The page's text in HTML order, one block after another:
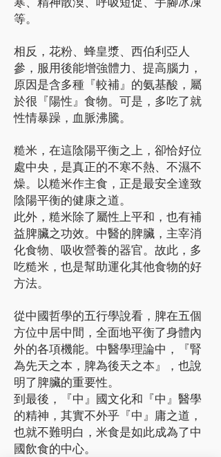
等。
相反，花粉、蜂皇漿、西伯利亞人
參，服用後能增強體力、提高腦力，
原因是含多種『較補』的氨基酸，屬
於很『陽性』食物。可是，多吃了就
性情暴躁，血脈沸騰。
糙米，在這陰陽平衡之上，卻恰好位
處中央，是真正的不寒不熱、不濕不
燥。以糙米作主食，正是最安全達致
陰陽平衡的健康之道。
此外，糙米除了屬性上平和，也有補
益脾臟之功效。中醫的脾臟，主宰消
化食物、吸收營養的器官。故此，多
吃糙米，也是幫助運化其他食物的好
方法。
從中國哲學的五行學說看，脾在五個
方位中居中間，全面地平衡了身體內
外的各項機能。中醫學理論中，『腎
為先天之本，脾為後天之本』，也說
明了脾臟的重要性。
到最後，『中』國文化和『中』醫學
的精神，其實不外乎『中』庸之道，
也就不難明白，米食是如此成為了中
國飲食的中心。